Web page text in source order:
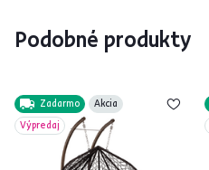
Podobné produkty
Zadarmo
Akcia
Výpredaj